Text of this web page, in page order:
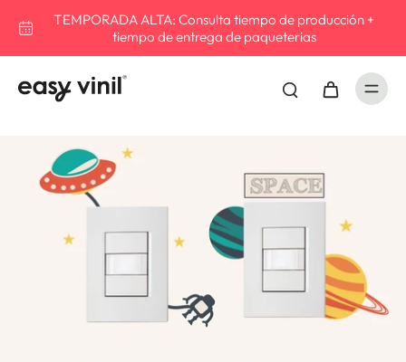
TEMPORADA ALTA: Consulta tiempo de producción +
tiempo de entrega de paqueterias